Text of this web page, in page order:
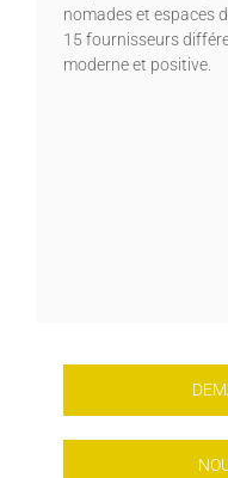
nomades et espaces
15 fournisseurs
moderne et positive.